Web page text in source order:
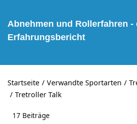
Abnehmen und Rollerfahren -
Erfahrungsbericht
Startseite Verwandte Sportarten
Tretroller Talk
17 Beiträge